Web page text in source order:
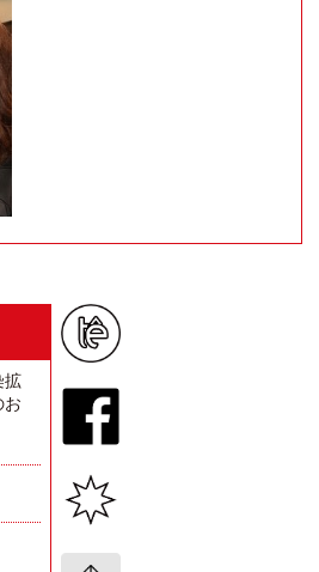
拡
お